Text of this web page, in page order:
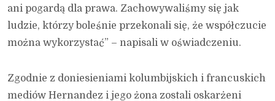
ani pogardą dla prawa. Zachowywaliśmy się jak
ludzie, którzy boleśnie przekonali się, że współczucie
można wykorzystać” – napisali w oświadczeniu.
Zgodnie z doniesieniami kolumbijskich i francuskich
mediów Hernandez i jego żona zostali oskarżeni